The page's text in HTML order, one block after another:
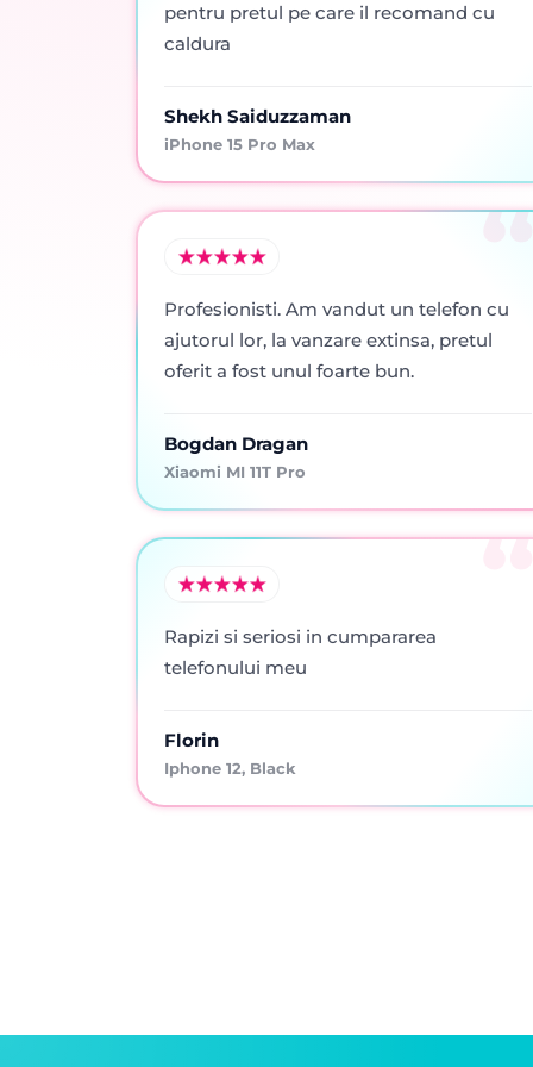
pentru pretul pe care il recomand cu
caldura
Shekh Saiduzzaman
iPhone 15 Pro Max
Profesionisti. Am vandut un telefon cu
ajutorul lor, la vanzare extinsa, pretul
oferit a fost unul foarte bun.
Bogdan Dragan
Xiaomi MI 11T Pro
Rapizi si seriosi in cumpararea
telefonului meu
Florin
Iphone 12, Black